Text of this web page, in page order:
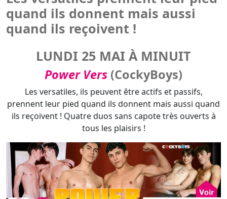
Power Vers(CockyBoys)
Les versatiles, ils peuvent être actifs et passifs,
prennent leur pied quand ils donnent mais aussi quand
ils reçoivent ! Quatre duos sans capote très ouverts à
tous les plaisirs !
Le pinkplus :Habituellement passifs, Joaquín Santana
et Leo Grand se font ici actifs !